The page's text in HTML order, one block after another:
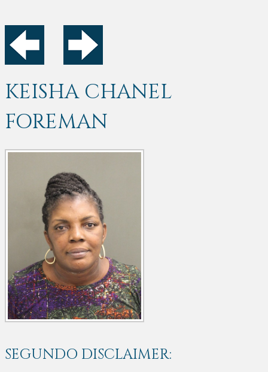
KEISHA CHANEL
FOREMAN
SEGUNDO DISCLAIMER: